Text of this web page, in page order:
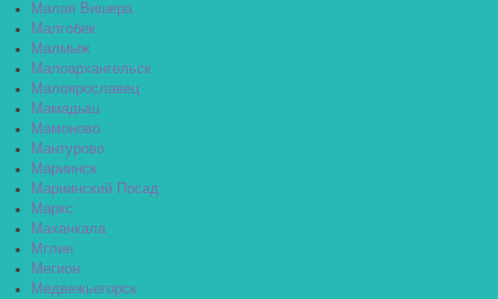
Малая Вишера
Малгобек
Малмыж
Малоархангельск
Малоярославец
Мамадыш
Мамоново
Мантурово
Мариинск
Мариинский Посад
Маркс
Махачкала
Мглин
Мегион
Медвежьегорск